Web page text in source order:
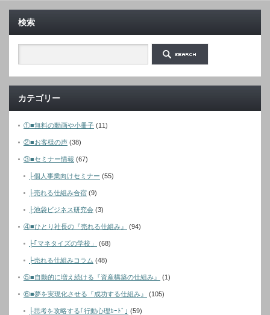
検索
カテゴリー
①■無料の動画や小冊子 (11)
②■お客様の声 (38)
③■セミナー情報 (67)
├個人事業向けセミナー (55)
├売れる仕組み合宿 (9)
├池袋ビジネス研究会 (3)
④■ひとり社長の『売れる仕組み』 (94)
├｢マネタイズの学校」 (68)
├売れる仕組みコラム (48)
⑤■自動的に増え続ける『資産構築の仕組み』 (1)
⑥■夢を実現化させる『成功する仕組み』 (105)
├思考を攻略する｢行動心理ｶｰﾄﾞ｣ (59)